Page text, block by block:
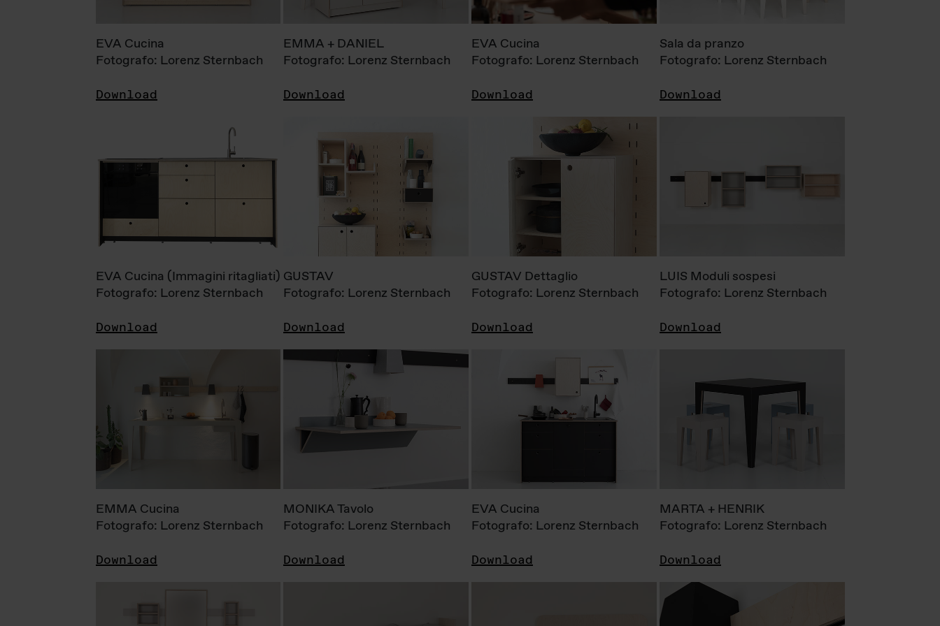
EVA Cucina
Fotografo: Lorenz Sternbach
Download
EMMA + DANIEL
Fotografo: Lorenz Sternbach
Download
EVA Cucina
Fotografo: Lorenz Sternbach
Download
Sala da pranzo
Fotografo: Lorenz Sternbach
Download
EVA Cucina (Immagini ritagliati)
Fotografo: Lorenz Sternbach
Download
GUSTAV
Fotografo: Lorenz Sternbach
Download
GUSTAV Dettaglio
Fotografo: Lorenz Sternbach
Download
LUIS Moduli sospesi
Fotografo: Lorenz Sternbach
Download
EMMA Cucina
Fotografo: Lorenz Sternbach
Download
MONIKA Tavolo
Fotografo: Lorenz Sternbach
Download
EVA Cucina
Fotografo: Lorenz Sternbach
Download
MARTA + HENRIK
Fotografo: Lorenz Sternbach
Download